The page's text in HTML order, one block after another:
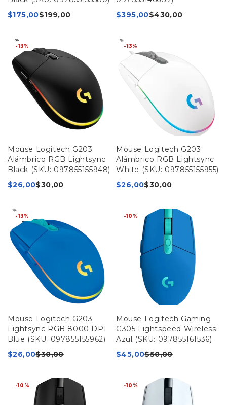
$199,00
$175,00
$430,00
$395,00
-13%
Mouse Logitech G203
Alámbrico RGB Lightsync
Black (SKU: 097855155948)
$30,00
$26,00
-13%
Mouse Logitech G203
Alámbrico RGB Lightsync
White (SKU: 097855155955)
$30,00
$26,00
-13%
Mouse Logitech G203
Lightsync RGB 8000 DPI
Blue (SKU: 097855155962)
$30,00
$26,00
-10%
Mouse Logitech Gaming
G305 Lightspeed Wireless
Azul (SKU: 097855161536)
$50,00
$45,00
-10% -10%